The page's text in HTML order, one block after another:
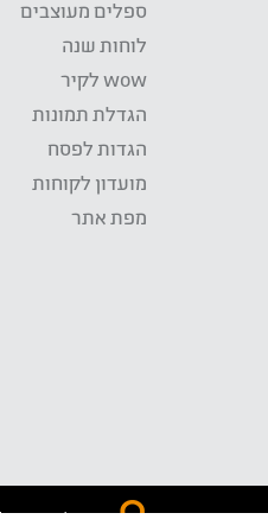
ספלים מעוצבים
לוחות שנה
wow לקיר
הגדלת תמונות
הגדות לפסח
מועדון לקוחות
מפת אתר
התשלום באתר WOW מאובטח בטכנולוגית SSL